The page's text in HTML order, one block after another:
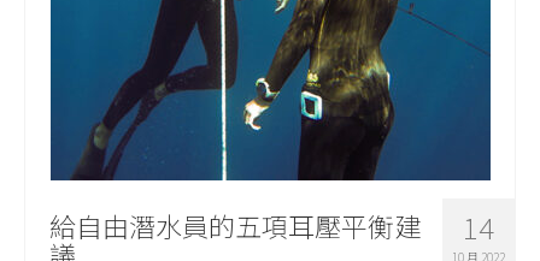
14
10 月 2022
給自由潛水員的五項耳壓平衡建